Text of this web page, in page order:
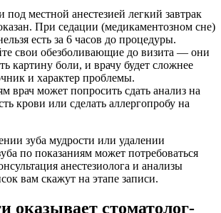
под местной анестезией легкий завтрак
При седации (медикаментозном сне)
есть за 6 часов до процедуры.
свои обезболивающие до визита — они
картину боли, и врачу будет сложнее
и характер проблемы.
врач может попросить сдать анализ на
крови или сделать аллергопробу на
зуба мудрости или удалении
по показаниям может потребоваться
анестезиолога и анализы
вам скажут на этапе записи.
оказывает стоматолог-